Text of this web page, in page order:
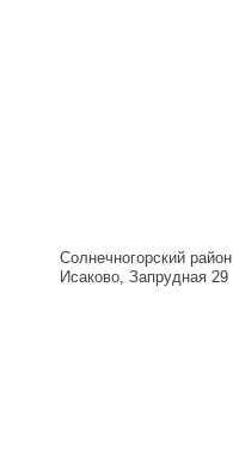
Солнечногорский район
Исаково, Запрудная 29